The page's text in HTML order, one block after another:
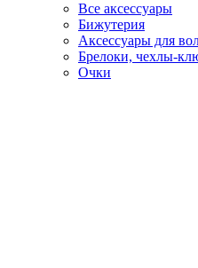
Все аксессуары
Бижутерия
Аксессуары для
Брелоки, чехлы-
Очки